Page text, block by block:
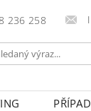
236 258